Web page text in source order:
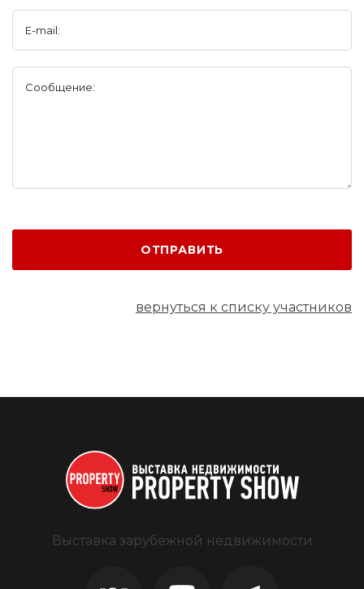
E-mail:
Сообщение:
ОТПРАВИТЬ
вернуться к списку участников
Выставка зарубежной недвижимости